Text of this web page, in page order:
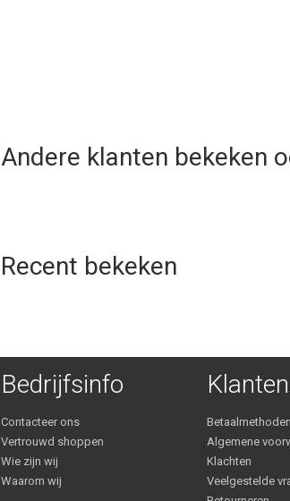
Andere klanten bekeken
Recent bekeken
Bedrijfsinfo
Contacteer ons
Vertrouwd shoppen
Wie zijn wij
Waarom wij
Betaalmethoden
Algemene
Klachten
Veelgestelde